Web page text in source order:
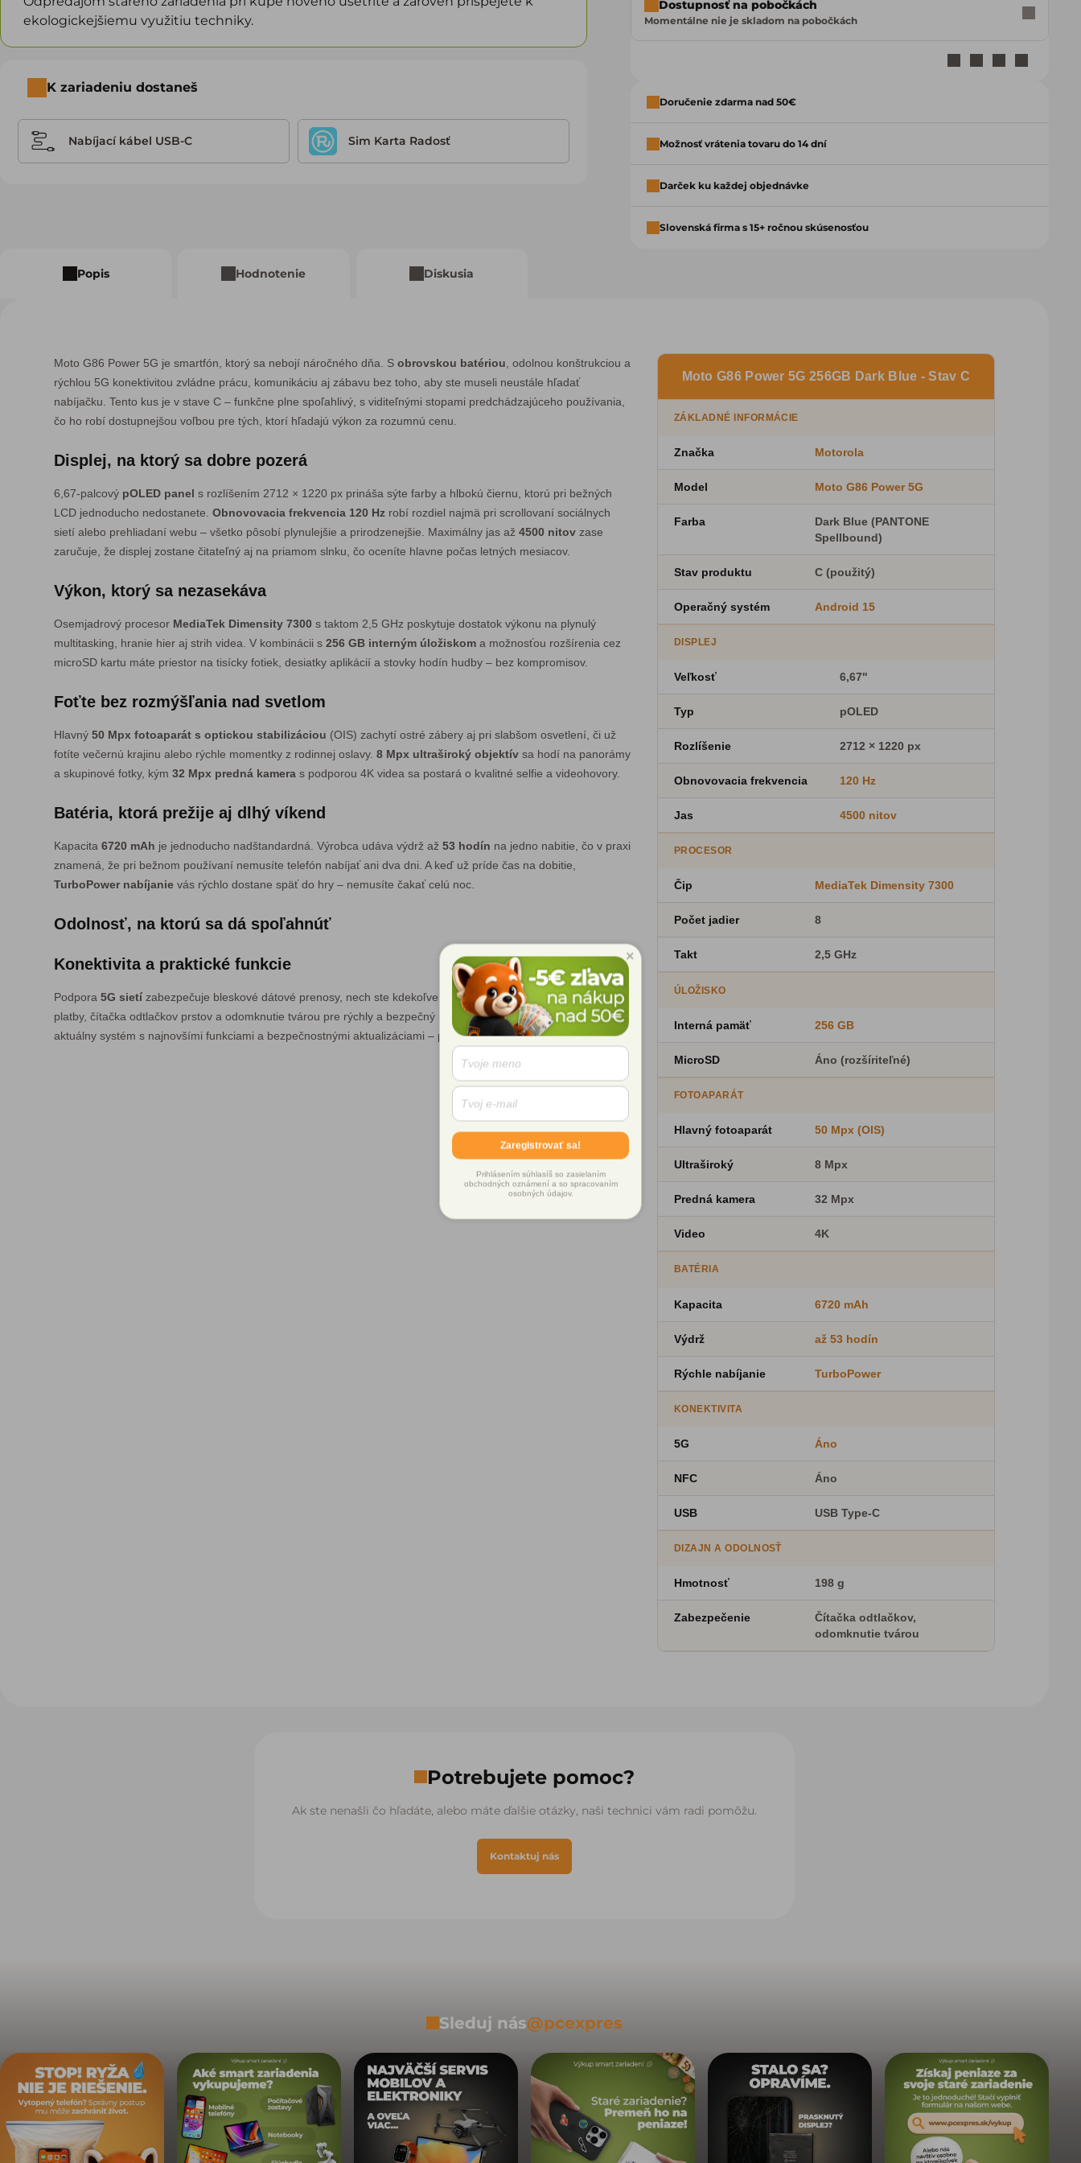
ekologickejšiemu využitiu techniky.
K zariadeniu dostaneš
Nabíjací kábel USB-C Sim Karta Radosť
Dostupnosť na pobočkách
Momentálne nie je skladom na pobočkách
Doručenie zdarma nad 50€
Možnosť vrátenia tovaru do 14 dní
Darček ku každej objednávke
Slovenská firma s 15+ ročnou skúsenosťou
Popis Hodnotenie Diskusia
Moto G86 Power 5G je smartfón, ktorý sa nebojí náročného dňa. Sobrovskou batériou , odolnou konštrukciou a
rýchlou 5G konektivitou zvládne prácu, komunikáciu aj zábavu bez toho, aby ste museli neustále hľadať
nabíjačku. Tento kus je v stave C – funkčne plne spoľahlivý, s viditeľnými stopami predchádzajúceho používania,
čo ho robí dostupnejšou voľbou pre tých, ktorí hľadajú výkon za rozumnú cenu.
Displej, na ktorý sa dobre pozerá
6,67-palcový pOLED panel s rozlíšením 2712 × 1220 px prináša sýte farby a hlbokú čiernu, ktorú pri bežných
LCD jednoducho nedostanete.Obnovovacia frekvencia 120 Hz robí rozdiel najmä pri scrollovaní sociálnych
sietí alebo prehliadaní webu – všetko pôsobí plynulejšie a prirodzenejšie. Maximálny jas až4500 nitov zase
zaručuje, že displej zostane čitateľný aj na priamom slnku, čo oceníte hlavne počas letných mesiacov.
Výkon, ktorý sa nezasekáva
Osemjadrový procesor MediaTek Dimensity 7300 s taktom 2,5 GHz poskytuje dostatok výkonu na plynulý
multitasking, hranie hier aj strih videa. V kombinácii s256 GB interným úložiskom a možnosťou rozšírenia cez
microSD kartu máte priestor na tisícky fotiek, desiatky aplikácií a stovky hodín hudby – bez kompromisov.
Foťte bez rozmýšľania nad svetlom
Hlavný50 Mpx fotoaparát s optickou stabilizáciou (OIS) zachytí ostré zábery aj pri slabšom osvetlení, či už
fotíte večernú krajinu alebo rýchle momentky z rodinnej oslavy.8 Mpx ultraširoký objektív sa hodí na panorámy
a skupinové fotky, kým32 Mpx predná kamera s podporou 4K videa sa postará o kvalitné selfie a videohovory.
Batéria, ktorá prežije aj dlhý víkend
Kapacita6720 mAh je jednoducho nadštandardná. Výrobca udáva výdrž až53 hodín na jedno nabitie, čo v praxi
znamená, že pri bežnom používaní nemusíte telefón nabíjať ani dva dni. A keď už príde čas na dobitie,
TurboPower nabíjanie vás rýchlo dostane späť do hry – nemusíte čakať celú noc.
Odolnosť, na ktorú sa dá spoľahnúť
Konektivita a praktické funkcie
Podpora5G sietí zabezpečuje bleskové dátové prenosy, nech ste kdekoľvek. NechýbaNFCpre bezkontaktné
platby, čítačka odtlačkov prstov a odomknutie tvárou pre rýchly a bezpečný prístup. SAndroidom 15získate
aktuálny systém s najnovšími funkciami a bezpečnostnými aktualizáciami – pripravený na roky používania.
Moto G86 Power 5G 256GB Dark Blue - Stav C
ZÁKLADNÉ INFORMÁCIE
Značka Motorola
Model Moto G86 Power 5G
Farba
Dark Blue (PANTONE
Spellbound)
Stav produktu C (použitý)
Operačný systém Android 15
DISPLEJ
Veľkosť 6,67"
Typ pOLED
Rozlíšenie 2712 × 1220 px
Obnovovacia frekvencia 120 Hz
Jas 4500 nitov
PROCESOR
Čip MediaTek Dimensity 7300
Počet jadier 8
Takt 2,5 GHz
ÚLOŽISKO
Interná pamäť 256 GB
MicroSD Áno (rozšíriteľné)
FOTOAPARÁT
Hlavný fotoaparát 50 Mpx (OIS)
Ultraširoký 8 Mpx
Predná kamera 32 Mpx
Video 4K
BATÉRIA
Kapacita 6720 mAh
Výdrž až 53 hodín
Rýchle nabíjanie TurboPower
KONEKTIVITA
5G Áno
NFC Áno
USB USB Type-C
DIZAJN A ODOLNOSŤ
Hmotnosť 198 g
Zabezpečenie
Čítačka odtlačkov,
odomknutie tvárou
Potrebujete pomoc?
Ak ste nenašli čo hľadáte, alebo máte ďalšie otázky, naši technici vám radi pomôžu.
Kontaktuj nás
Sleduj nás@pcexpres
×
Zaregistrovať sa!
Prihlásením súhlasíš so zasielaním
obchodných oznámení a so spracovaním
osobných údajov.